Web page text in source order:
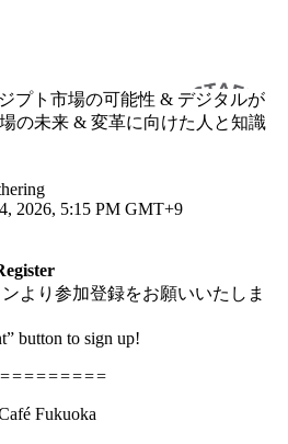
ジプト市場の可能性 & デジタルが
の未来 & 変革に向けた人と知識
2026, 5:15 PM GMT+9
ンより参加登録をお願いいたしま
button to sign up!
Fukuoka